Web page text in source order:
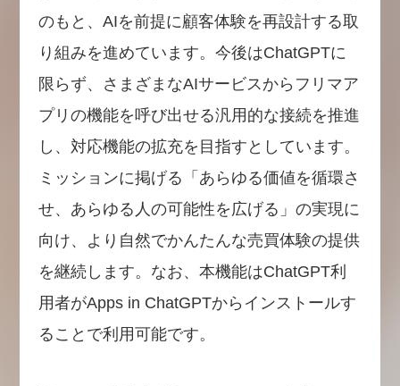
のもと、AIを前提に顧客体験を再設計する取
り組みを進めています。今後はChatGPTに
限らず、さまざまなAIサービスからフリマア
プリの機能を呼び出せる汎用的な接続を推進
し、対応機能の拡充を目指すとしています。
ミッションに掲げる「あらゆる価値を循環さ
せ、あらゆる人の可能性を広げる」の実現に
向け、より自然でかんたんな売買体験の提供
を継続します。なお、本機能はChatGPT利
用者がApps in ChatGPTからインストールす
ることで利用可能です。